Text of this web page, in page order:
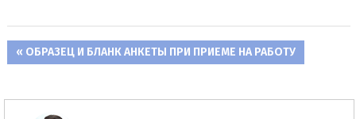
Навигация
по
ПРЕДЫДУЩАЯ
ОБРАЗЕЦ И БЛАНК АНКЕТЫ ПРИ ПРИЕМЕ НА РАБОТУ